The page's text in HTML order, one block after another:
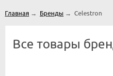
Главная → Бренды → Celestron
Все товары